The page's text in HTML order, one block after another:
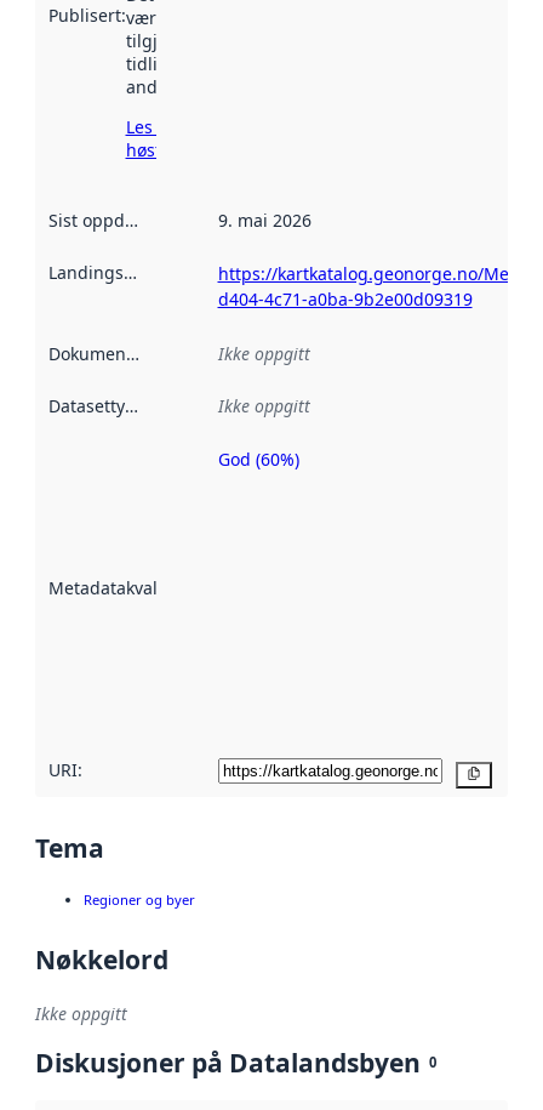
Publisert:vært
tilgjengelig
tidligere
andre steder.
Les mer om
høsting her
Sist oppdatert 9. mai 2026
Landingsside
https://kartkatalog.geonorge.no/
d404-4c71-a0ba-9b2e00d09319
Dokumentasjon Ikke oppgitt
Datasettype Ikke oppgitt
Metadatakvalitet
Metadatakvalitet
God (60%)
URI:
Tema
Regioner og byer
Nøkkelord
Ikke oppgitt
Diskusjoner på Datalandsbyen 0